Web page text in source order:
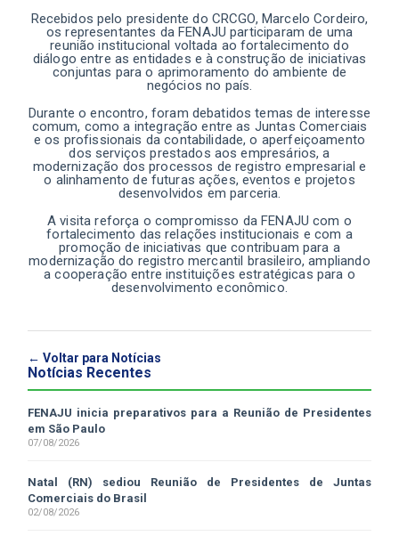
Recebidos pelo presidente do CRCGO, Marcelo Cordeiro,
os representantes da FENAJU participaram de uma
reunião institucional voltada ao fortalecimento do
diálogo entre as entidades e à construção de iniciativas
conjuntas para o aprimoramento do ambiente de
negócios no país.
Durante o encontro, foram debatidos temas de interesse
comum, como a integração entre as Juntas Comerciais
e os profissionais da contabilidade, o aperfeiçoamento
dos serviços prestados aos empresários, a
modernização dos processos de registro empresarial e
o alinhamento de futuras ações, eventos e projetos
desenvolvidos em parceria.
A visita reforça o compromisso da FENAJU com o
fortalecimento das relações institucionais e com a
promoção de iniciativas que contribuam para a
modernização do registro mercantil brasileiro, ampliando
a cooperação entre instituições estratégicas para o
desenvolvimento econômico.
← Voltar para Notícias
Notícias Recentes
FENAJU inicia preparativos para a Reunião de Presidentes
em São Paulo
07/08/2026
Natal (RN) sediou Reunião de Presidentes de Juntas
Comerciais do Brasil
02/08/2026